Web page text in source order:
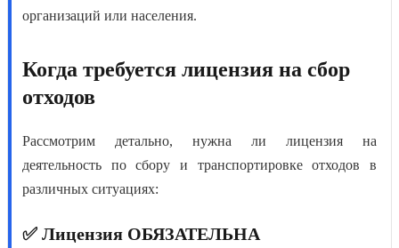
организаций или населения.
Когда требуется лицензия на сбор
отходов
Рассмотрим детально, нужна ли лицензия на
деятельность по сбору и транспортировке отходов в
различных ситуациях:
✅ Лицензия ОБЯЗАТЕЛЬНА